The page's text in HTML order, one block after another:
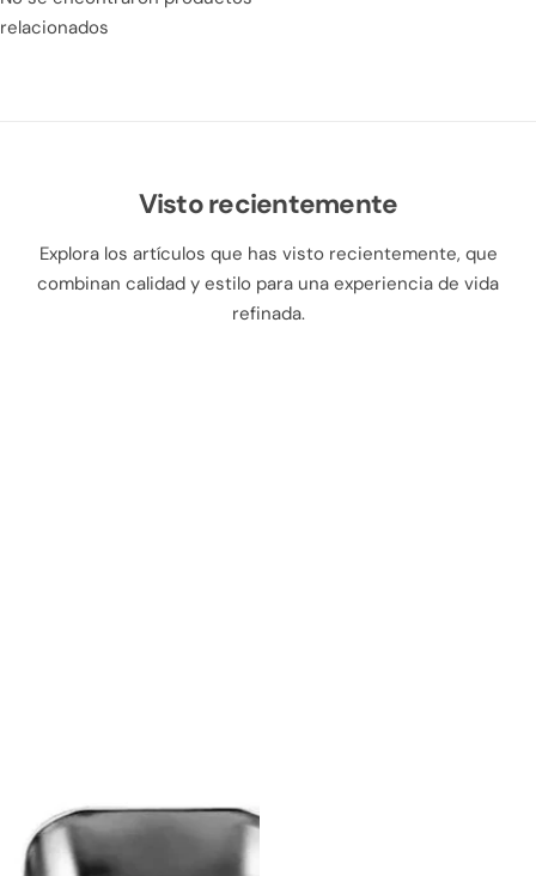
relacionados
Visto recientemente
Explora los artículos que has visto recientemente, que
combinan calidad y estilo para una experiencia de vida
refinada.